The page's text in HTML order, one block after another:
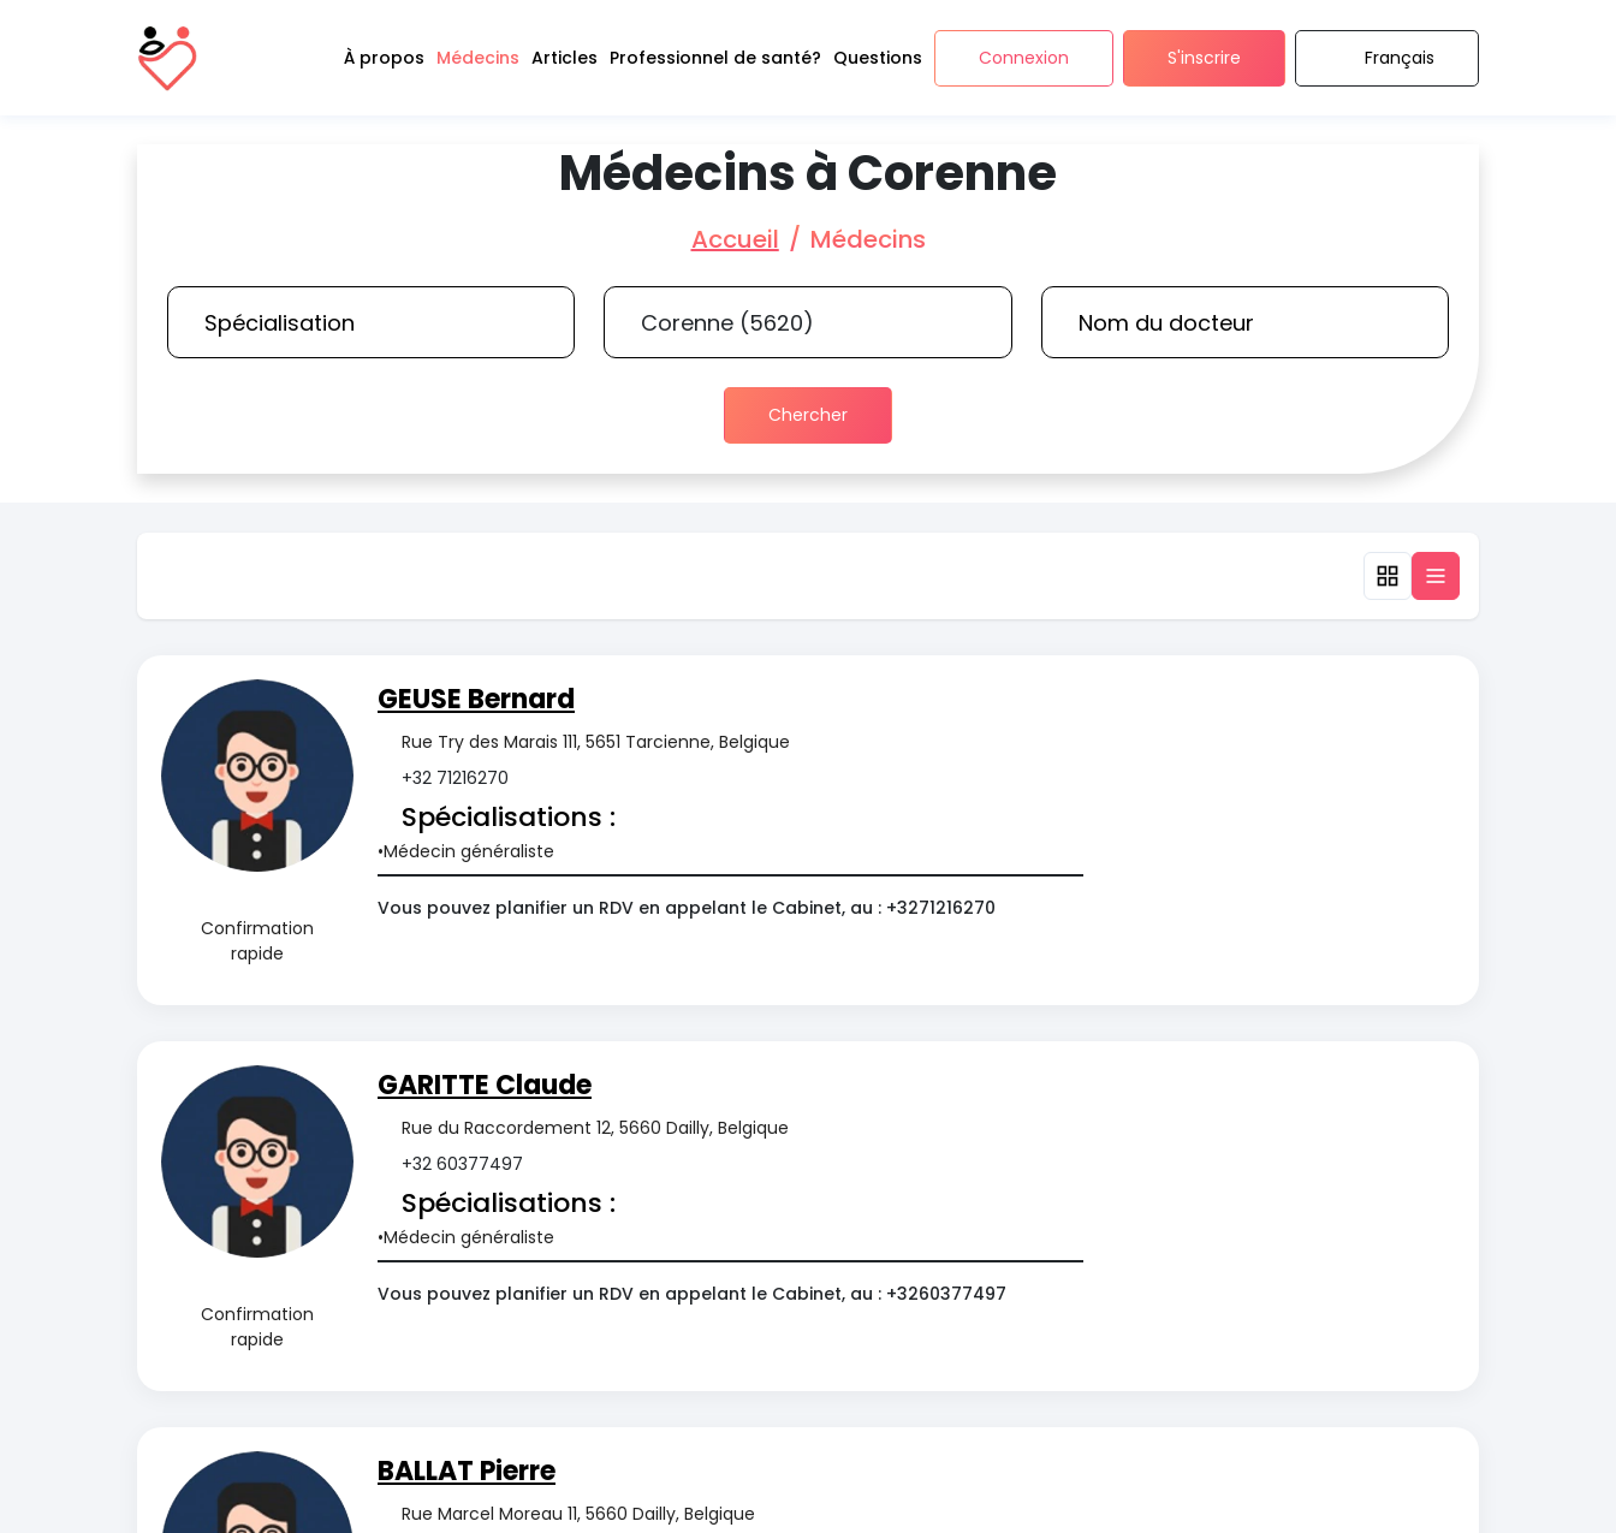
À propos Médecins Articles Professionnel de santé? Questions Connexion S'inscrire Français
Médecins à Corenne
Accueil Médecins
Chercher
Confirmation
rapide
GEUSE Bernard
Rue Try des Marais 111, 5651 Tarcienne, Belgique
+32 71216270
Spécialisations :
Médecin généraliste
Vous pouvez planifier un RDV en appelant le Cabinet, au : +3271216270
Confirmation
rapide
GARITTE Claude
Rue du Raccordement 12, 5660 Dailly, Belgique
+32 60377497
Spécialisations :
Médecin généraliste
Vous pouvez planifier un RDV en appelant le Cabinet, au : +3260377497
BALLAT Pierre
Rue Marcel Moreau 11, 5660 Dailly, Belgique